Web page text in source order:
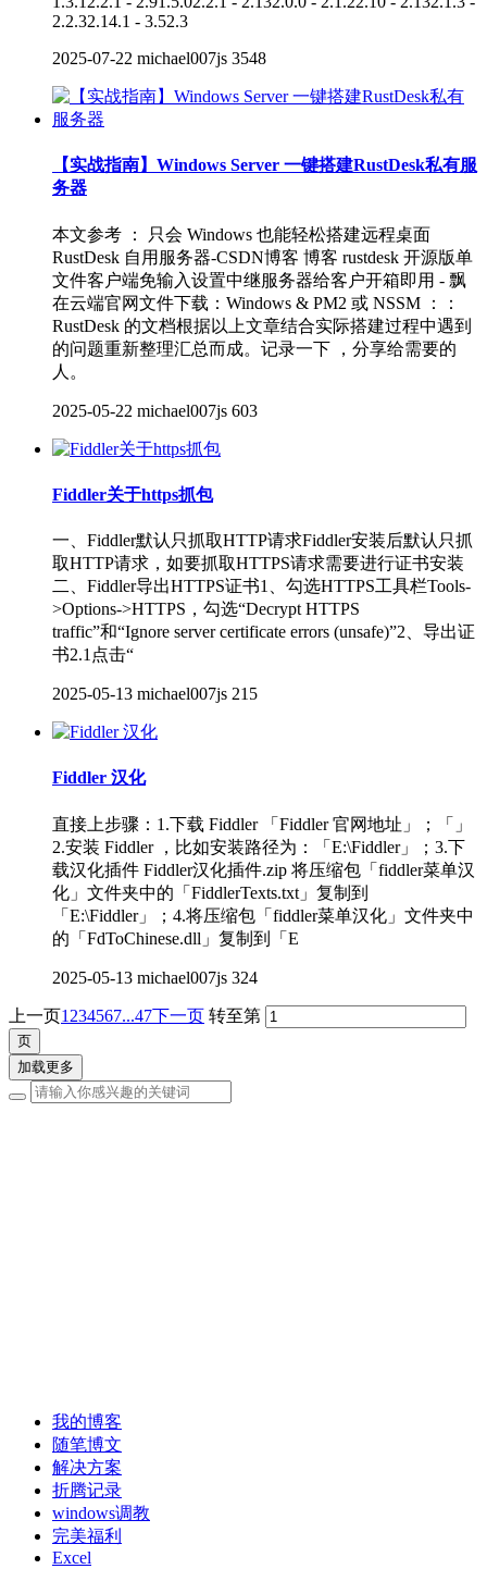
2.2.32.14.1 - 3.52.3
2025-07-22 michael007js 3548
【实战指南】Windows Server 一键搭建RustDesk私有服
务器
本文参考 ： 只会 Windows 也能轻松搭建远程桌面
RustDesk 自用服务器-CSDN博客 博客 rustdesk 开源版单
文件客户端免输入设置中继服务器给客户开箱即用 - 飘
在云端官网文件下载：Windows & PM2 或 NSSM ：：
RustDesk 的文档根据以上文章结合实际搭建过程中遇到
的问题重新整理汇总而成。记录一下 ，分享给需要的
人。
2025-05-22 michael007js 603
Fiddler关于https抓包
一、Fiddler默认只抓取HTTP请求Fiddler安装后默认只抓
取HTTP请求，如要抓取HTTPS请求需要进行证书安装
二、Fiddler导出HTTPS证书1、勾选HTTPS工具栏Tools-
>Options->HTTPS，勾选“Decrypt HTTPS
traffic”和“Ignore server certificate errors (unsafe)”2、导出证
书2.1点击“
2025-05-13 michael007js 215
Fiddler 汉化
直接上步骤：1.下载 Fiddler 「Fiddler 官网地址」；「」
2.安装 Fiddler ，比如安装路径为：「E:\Fiddler」；3.下
载汉化插件 Fiddler汉化插件.zip 将压缩包「fiddler菜单汉
化」文件夹中的「FiddlerTexts.txt」复制到
「E:\Fiddler」；4.将压缩包「fiddler菜单汉化」文件夹中
的「FdToChinese.dll」复制到「E
2025-05-13 michael007js 324
上一页1 234567...47下一页 转至第
加载更多
我的博客
随笔博文
解决方案
折腾记录
windows调教
完美福利
Excel